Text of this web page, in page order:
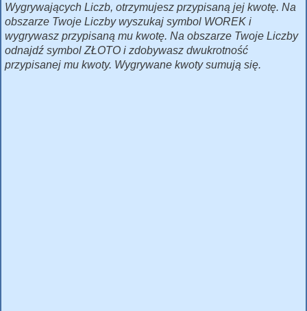
Wygrywających Liczb, otrzymujesz przypisaną jej kwotę. Na
obszarze Twoje Liczby wyszukaj symbol WOREK i
wygrywasz przypisaną mu kwotę. Na obszarze Twoje Liczby
odnajdź symbol ZŁOTO i zdobywasz dwukrotność
przypisanej mu kwoty. Wygrywane kwoty sumują się.